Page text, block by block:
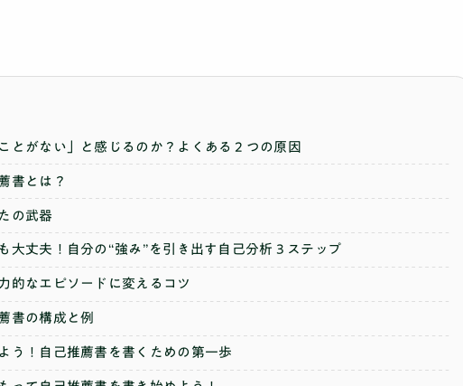
保護者の方へ
とがない」と感じるのか？よくある２つの原因
書とは？
の武器
大丈夫！自分の“強み”を引き出す自己分析３ステップ
的なエピソードに変えるコツ
書の構成と例
う！自己推薦書を書くための第一歩